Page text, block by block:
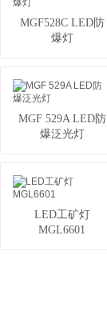
MGF528C LED防
爆灯
MGF 529A LED防
爆泛光灯
LED工矿灯
MGL6601